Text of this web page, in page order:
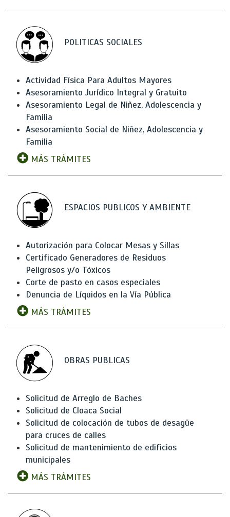
POLITICAS SOCIALES
Actividad Física Para Adultos Mayores
Asesoramiento Jurídico Integral y Gratuito
Asesoramiento Legal de Niñez, Adolescencia y
Familia
Asesoramiento Social de Niñez, Adolescencia y
Familia
MÁS TRÁMITES
ESPACIOS PUBLICOS Y AMBIENTE
Autorización para Colocar Mesas y Sillas
Certificado Generadores de Residuos
Peligrosos y/o Tóxicos
Corte de pasto en casos especiales
Denuncia de Líquidos en la Vía Pública
MÁS TRÁMITES
OBRAS PUBLICAS
Solicitud de Arreglo de Baches
Solicitud de Cloaca Social
Solicitud de colocación de tubos de desagüe
para cruces de calles
Solicitud de mantenimiento de edificios
municipales
MÁS TRÁMITES